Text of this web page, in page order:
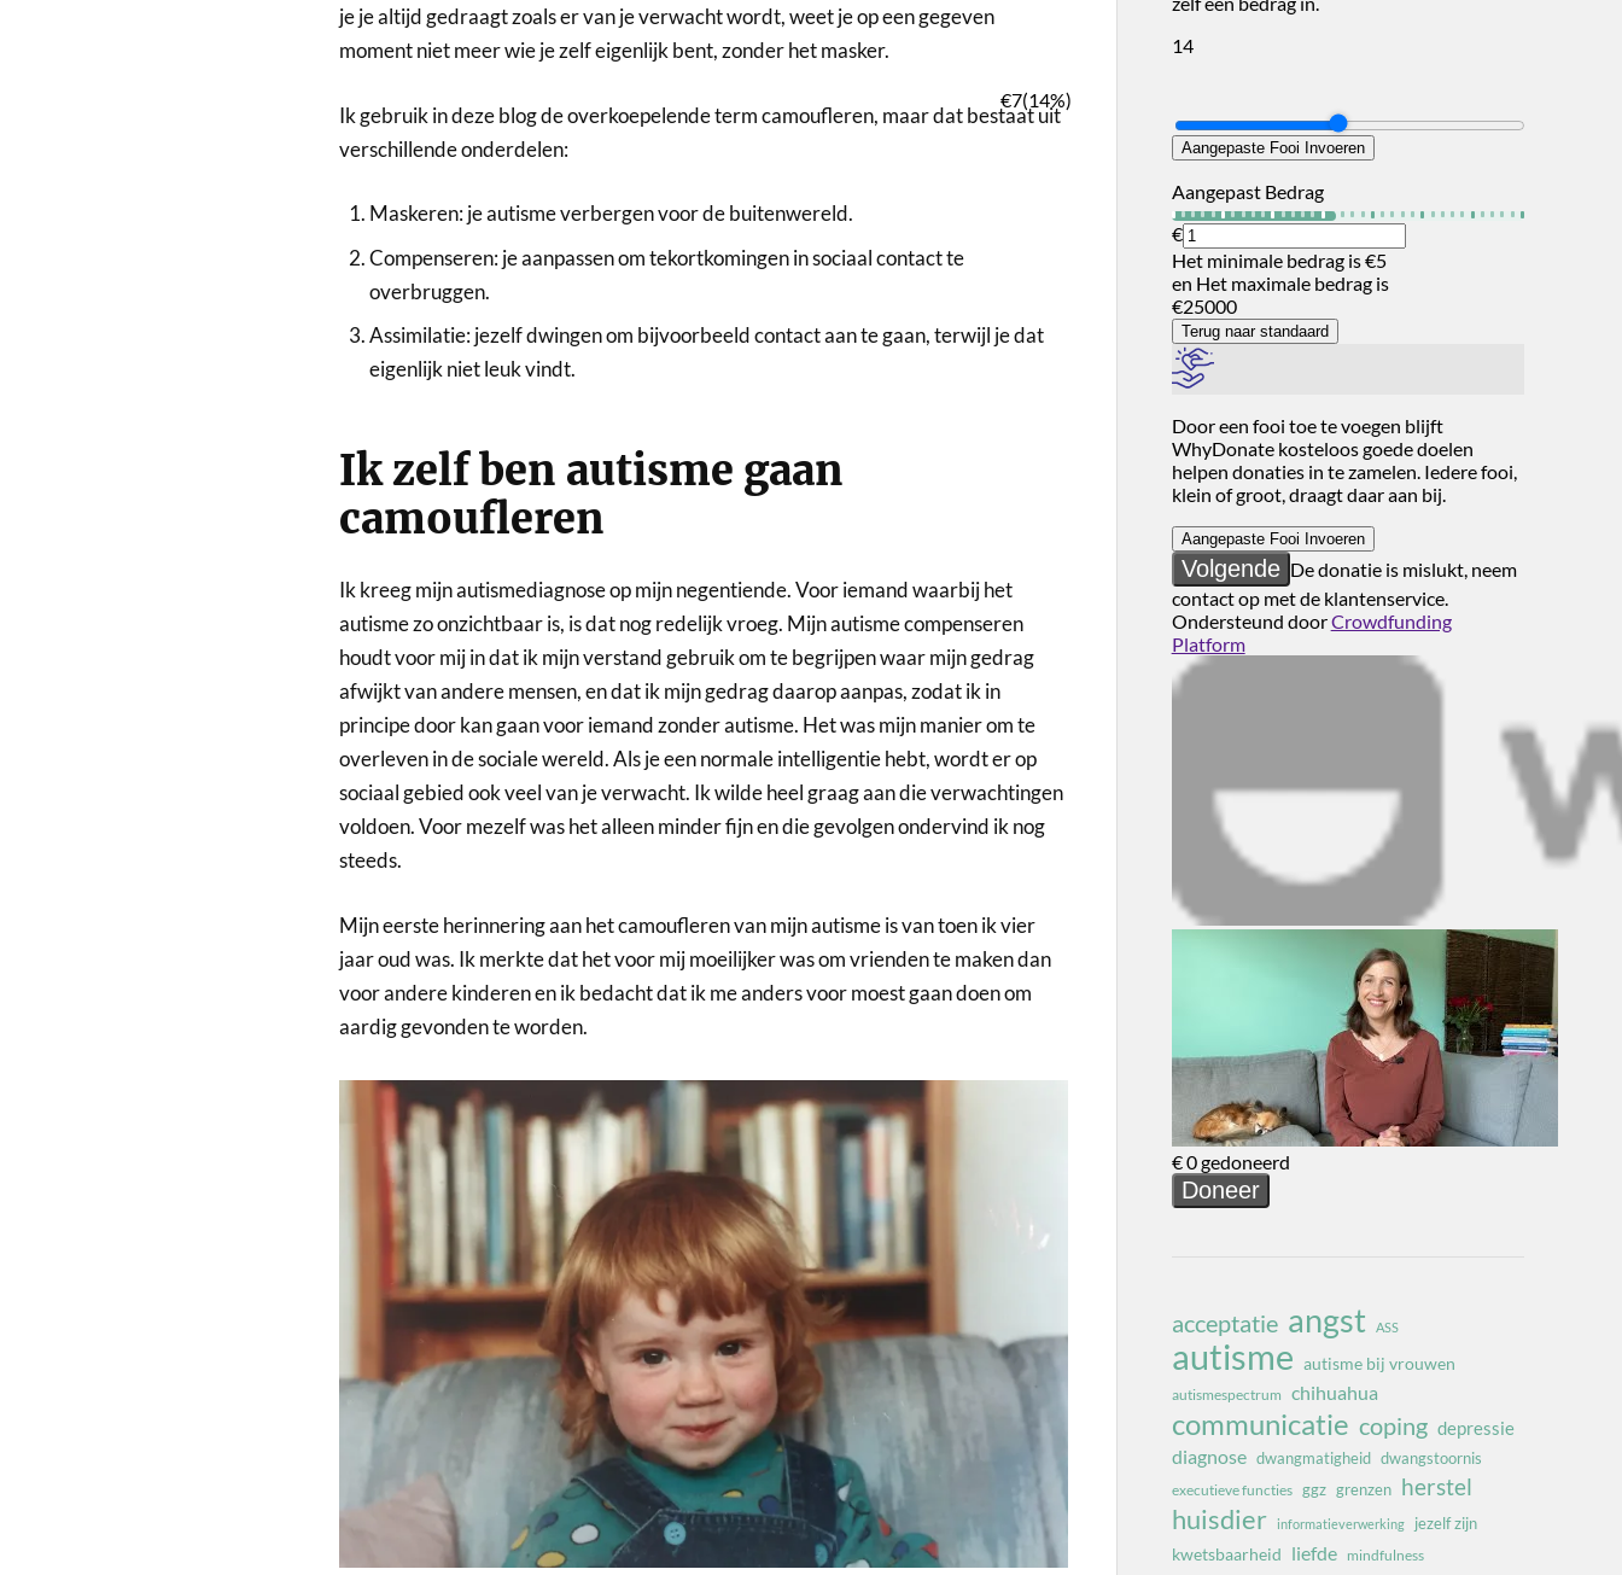
je je altijd gedraagt zoals er van je verwacht wordt, weet je op een gegeven
moment niet meer wie je zelf eigenlijk bent, zonder het masker.
Ik gebruik in deze blog de overkoepelende term camoufleren, maar dat bestaat uit
verschillende onderdelen:
Maskeren: je autisme verbergen voor de buitenwereld.
Compenseren: je aanpassen om tekortkomingen in sociaal contact te
overbruggen.
Assimilatie: jezelf dwingen om bijvoorbeeld contact aan te gaan, terwijl je dat
eigenlijk niet leuk vindt.
Ik zelf ben autisme gaan
camoufleren
Ik kreeg mijn autismediagnose op mijn negentiende. Voor iemand waarbij het
autisme zo onzichtbaar is, is dat nog redelijk vroeg. Mijn autisme compenseren
houdt voor mij in dat ik mijn verstand gebruik om te begrijpen waar mijn gedrag
afwijkt van andere mensen, en dat ik mijn gedrag daarop aanpas, zodat ik in
principe door kan gaan voor iemand zonder autisme. Het was mijn manier om te
overleven in de sociale wereld. Als je een normale intelligentie hebt, wordt er op
sociaal gebied ook veel van je verwacht. Ik wilde heel graag aan die verwachtingen
voldoen. Voor mezelf was het alleen minder fijn en die gevolgen ondervind ik nog
steeds.
Mijn eerste herinnering aan het camoufleren van mijn autisme is van toen ik vier
jaar oud was. Ik merkte dat het voor mij moeilijker was om vrienden te maken dan
voor andere kinderen en ik bedacht dat ik me anders voor moest gaan doen om
aardig gevonden te worden.
acceptatie angst ASS
autisme autisme bij vrouwen
autismespectrum chihuahua
communicatie coping depressie
diagnose dwangmatigheid dwangstoornis
executieve functies ggz grenzen herstel
huisdier informatieverwerking jezelf zijn
kwetsbaarheid liefde
mindfulness